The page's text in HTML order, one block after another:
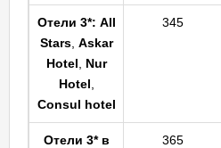
Отели 3*: All
Stars, Askar
Hotel
Nur
Hotel
Consul hotel
345
Отели 3* в
365